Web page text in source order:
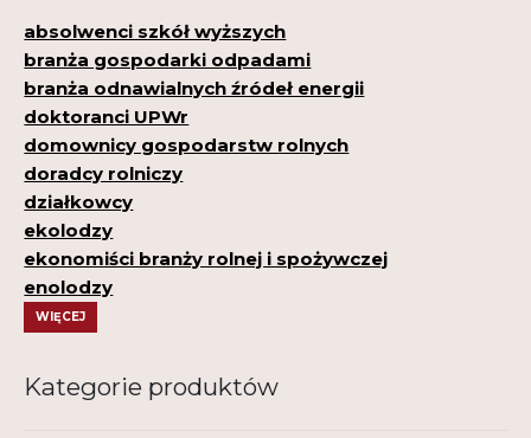
absolwenci szkół wyższych
branża gospodarki odpadami
branża odnawialnych źródeł energii
doktoranci UPWr
domownicy gospodarstw rolnych
doradcy rolniczy
działkowcy
ekolodzy
ekonomiści branży rolnej i spożywczej
enolodzy
WIĘCEJ
Kategorie produktów